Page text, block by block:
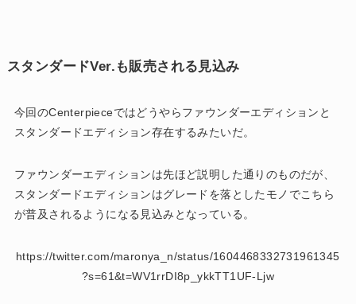
スタンダードVer.も販売される見込み
今回のCenterpieceではどうやらファウンダーエディションと
スタンダードエディション存在するみたいだ。
ファウンダーエディションは先ほど説明した通りのものだが、
スタンダードエディションはグレードを落としたモノでこちら
が普及されるようになる見込みとなっている。
https://twitter.com/maronya_n/status/1604468332731961345
?s=61&t=WV1rrDI8p_ykkTT1UF-Ljw